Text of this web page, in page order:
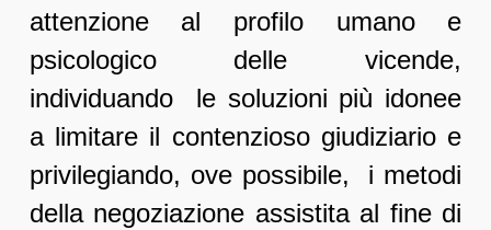
attenzione al profilo umano e
psicologico delle vicende,
individuando le soluzioni più idonee
a limitare il contenzioso giudiziario e
privilegiando, ove possibile, i metodi
della negoziazione assistita al fine di